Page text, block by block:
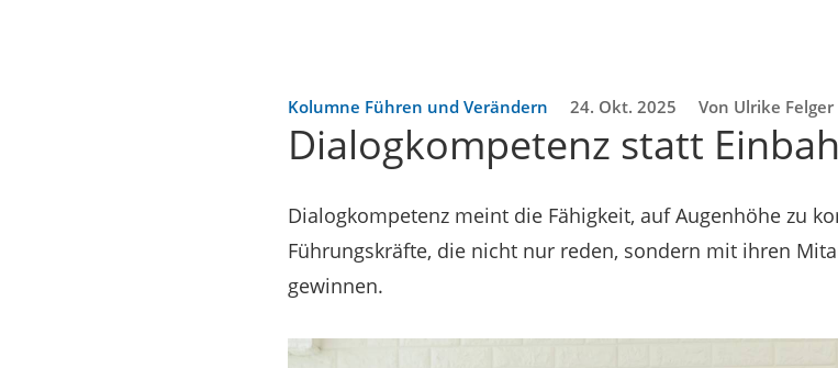
Kolumne Führen und Verändern 24. Okt. 2025 Von Ulrike Felger
Dialogkompetenz statt
Dialogkompetenz meint die Fähigkeit, auf Augenhöhe zu
Führungskräfte, die nicht nur reden, sondern mit ihren
gewinnen.